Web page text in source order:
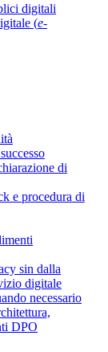
digitali
(e-
di
e procedura di
sin dalla
digitale
necessario
DPO